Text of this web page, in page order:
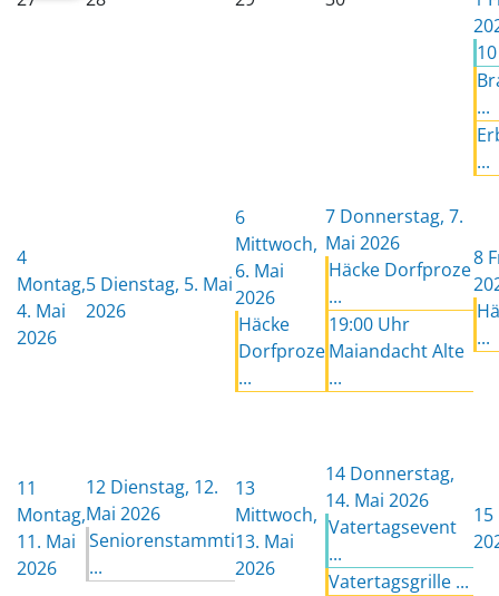
...
...
4
Montag,
4. Mai
2026
5 Dienstag, 5. Mai
2026
6
Mittwoch,
6. Mai
2026
Häcke
Dorfproze
...
7 Donnerstag, 7.
Mai 2026
Häcke Dorfproze
...
19:00 Uhr
Maiandacht Alte
...
8
...
11
Montag,
11. Mai
2026
12 Dienstag, 12.
Mai 2026
Seniorenstammti
...
13
Mittwoch,
13. Mai
2026
14 Donnerstag,
14. Mai 2026
Vatertagsevent
...
Vatertagsgrille ...
15